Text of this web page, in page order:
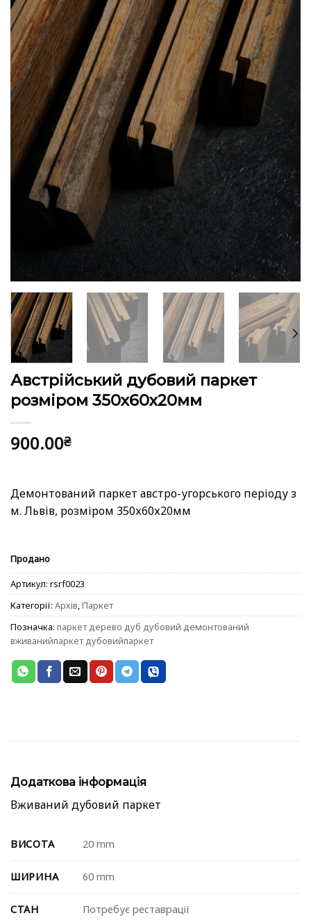
Австрійський дубовий паркет
розміром 350х60х20мм
900.00₴
Демонтований паркет австро-угорського періоду з
м. Львів, розміром 350х60х20мм
Продано
Артикул: rsrf0023
Категорії: Архів,Паркет
Позначка: паркет дерево дуб дубовий демонтований
вживанийпаркет дубовийпаркет
Додаткова інформація
Вживаний дубовий паркет
ВИСОТА 20 mm
ШИРИНА 60 mm
СТАН Потребує реставрації